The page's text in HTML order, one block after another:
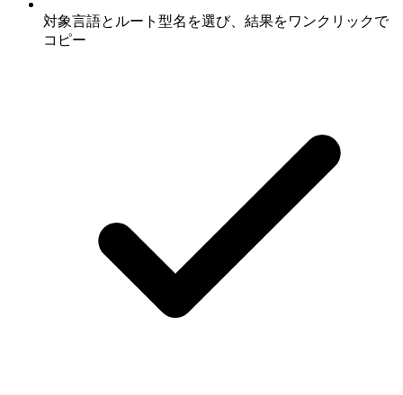
対象言語とルート型名を選び、結果をワンクリックで
コピー